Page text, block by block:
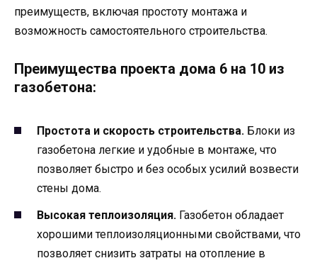
преимуществ, включая простоту монтажа и
возможность самостоятельного строительства.
Преимущества проекта дома 6 на 10 из
газобетона:
Простота и скорость строительства. Блоки из
газобетона легкие и удобные в монтаже, что
позволяет быстро и без особых усилий возвести
стены дома.
Высокая теплоизоляция. Газобетон обладает
хорошими теплоизоляционными свойствами, что
позволяет снизить затраты на отопление в